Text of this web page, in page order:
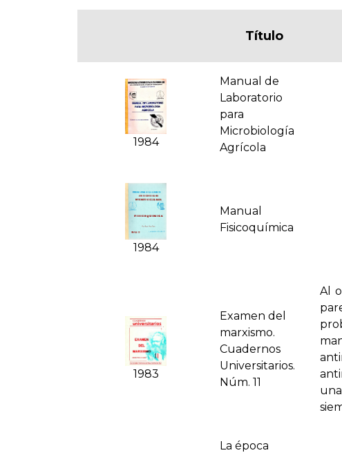
Título
1984
Manual de
Laboratorio
para
Microbiología
Agrícola
1984
Manual
Fisicoquímica
1983
Examen del
marxismo.
Cuadernos
Universitarios.
Núm. 11
Al
La época